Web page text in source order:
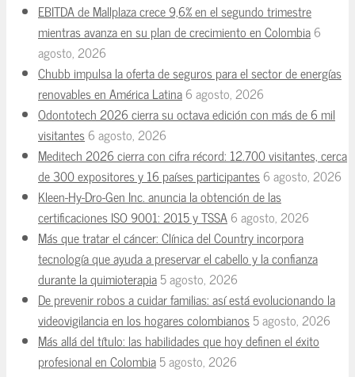
EBITDA de Mallplaza crece 9,6% en el segundo trimestre
mientras avanza en su plan de crecimiento en Colombia6
agosto, 2026
Chubb impulsa la oferta de seguros para el sector de energías
renovables en América Latina6 agosto, 2026
Odontotech 2026 cierra su octava edición con más de 6 mil
visitantes6 agosto, 2026
Meditech 2026 cierra con cifra récord: 12.700 visitantes, cerca
de 300 expositores y 16 países participantes6 agosto, 2026
Kleen-Hy-Dro-Gen Inc. anuncia la obtención de las
certificaciones ISO 9001: 2015 y TSSA6 agosto, 2026
Más que tratar el cáncer: Clínica del Country incorpora
tecnología que ayuda a preservar el cabello y la confianza
durante la quimioterapia5 agosto, 2026
De prevenir robos a cuidar familias: así está evolucionando la
videovigilancia en los hogares colombianos5 agosto, 2026
Más allá del título: las habilidades que hoy definen el éxito
profesional en Colombia5 agosto, 2026